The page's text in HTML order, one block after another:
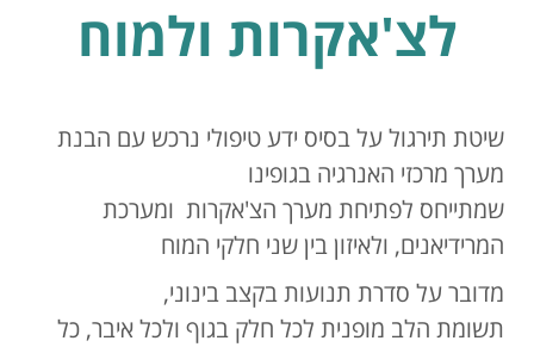
לצ'אקרות ולמוח
שיטת תירגול על בסיס ידע טיפולי נרכש עם הבנת
מערך מרכזי האנרגיה בגופינו
שמתייחס לפתיחת מערך הצ'אקרות ומערכת
המרידיאנים, ולאיזון בין שני חלקי המוח
מדובר על סדרת תנועות בקצב בינוני,
תשומת הלב מופנית לכל חלק בגוף ולכל איבר, כל